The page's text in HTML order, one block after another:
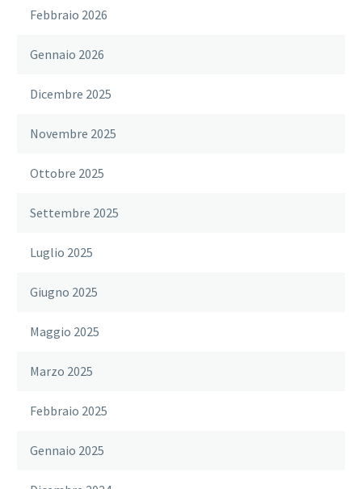
Febbraio 2026
Gennaio 2026
Dicembre 2025
Novembre 2025
Ottobre 2025
Settembre 2025
Luglio 2025
Giugno 2025
Maggio 2025
Marzo 2025
Febbraio 2025
Gennaio 2025